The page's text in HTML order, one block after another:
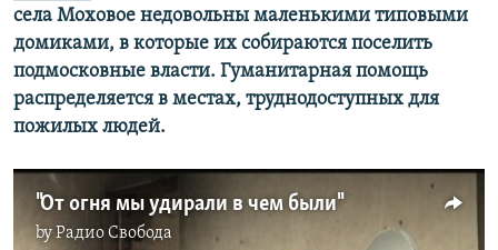
РАСПИСАНИЕ ВЕЩАНИЯ
ПОДПИШИТЕСЬ НА РАССЫЛКУ
СОЦИАЛЬНЫЕ СЕТИ
села Моховое недовольны маленькими типовыми
домиками, в которые их собираются поселить
подмосковные власти. Гуманитарная помощь
распределяется в местах, труднодоступных для
пожилых людей.
"От огня мы удирали в чем были"
byРадио Свобода